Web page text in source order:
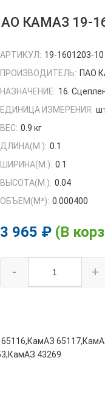
КАМАЗ 19-
АРТИКУЛ: 19-1601203-10
ПРОИЗВОДИТЕЛЬ: ПАО
НАЗНАЧЕНИЕ: 16.
ЕДИНИЦА ИЗМЕРЕНИЯ:
ВЕС: 0.9 кг
ДЛИНА(М.): 0.1
ШИРИНА(М.): 0.1
ВЫСОТА(М.): 0.04
ОБЪЕМ(M³): 0.000400
3 965 ₽ (В
- +
43269